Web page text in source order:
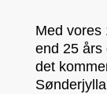
Med vores
end 25 års
det